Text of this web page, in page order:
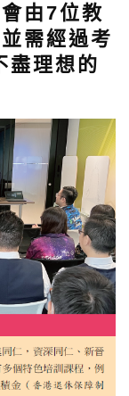
由7位教
需經過考
盡理想的